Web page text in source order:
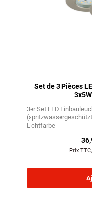
Set de 3 Pièces
3er Set LED
Lichtfarbe
Prix